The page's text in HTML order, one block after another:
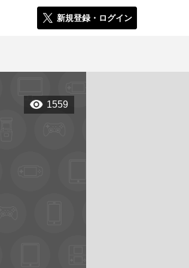
新規登録・ログイン
1559